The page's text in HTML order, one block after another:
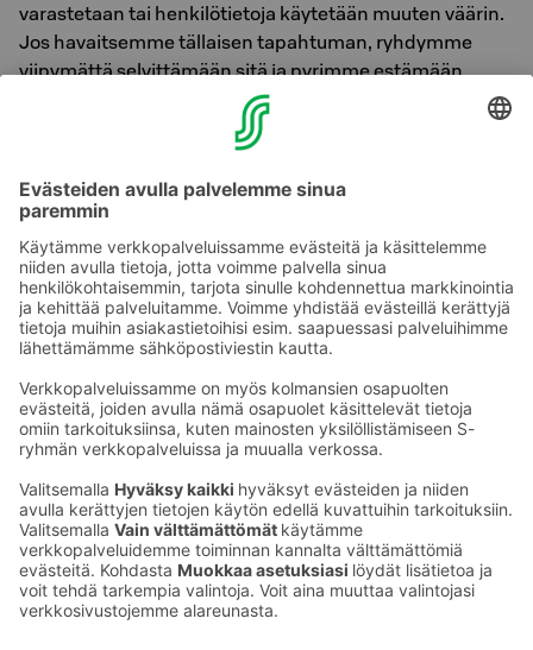
varastetaan tai henkilötietoja käytetään muuten väärin.
Jos havaitsemme tällaisen tapahtuman, ryhdymme
viipymättä selvittämään sitä ja pyrimme estämään
aiheutuvat vahingot. Informoimme
tietoturvaloukkauksesta tarvittavia viranomaisia ja
rekisteröityjä lainsäädännön vaatimusten mukaisesti.
Sähköinen tietopyyntö »
Tulosta tietopyyntölomake »
Ota yhteyttä
Hotellien yhteystiedot
Asiakaspalvelun yhteystiedot›
Palaute
Anna palautetta
Sokos Hotels uutiskirje
Tilaa uutiskirje
Saat Sokos Hotellien uusimmat
edut ja uutiset sähköpostiisi
kuukausittain.
Palkinnot ja sertifikaatit
Sokos Hotels somessa
Sokos Hotels
Facebookissa
Sokos Hotels
Sokos
Hotels
Sokos
Hotels